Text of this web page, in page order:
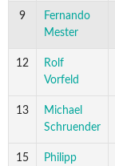
9
Fernando
Mester
12
Rolf
Vorfeld
13
Michael
Schruender
15
Philipp